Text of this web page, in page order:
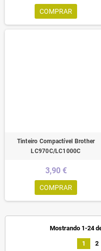
COMPRAR
Tinteiro Compactível Brother
LC970C/LC1000C
3,90 €
COMPRAR
Mostrando 1-24
1 2